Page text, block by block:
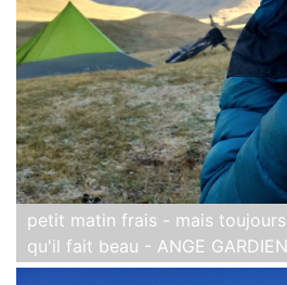
petit matin frais - mais
qu'il fait beau - ANGE